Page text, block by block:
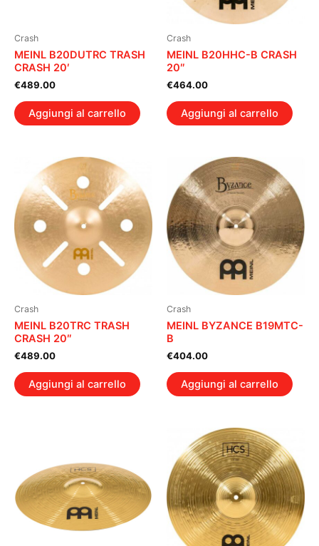
Crash
MEINL B20DUTRC TRASH
CRASH 20′
€489.00
Aggiungi al carrello
Crash
MEINL B20HHC-B CRASH
20″
€464.00
Aggiungi al carrello
Crash
MEINL B20TRC TRASH
CRASH 20″
€489.00
Aggiungi al carrello
Crash
MEINL BYZANCE B19MTC-
B
€404.00
Aggiungi al carrello